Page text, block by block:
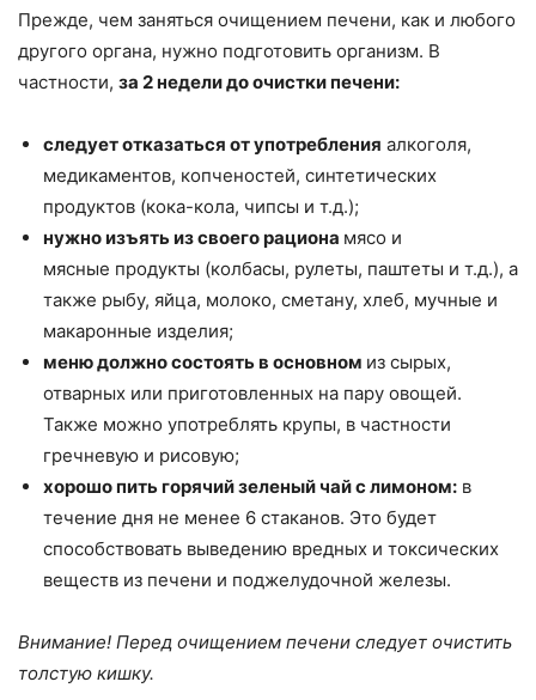
Прежде, чем заняться очищением печени, как и любого
другого органа, нужно подготовить организм. В
частности, за 2 недели до очистки печени:
следует отказаться от употребления алкоголя,
медикаментов, копченостей, синтетических
продуктов (кока-кола, чипсы и т.д.);
нужно изъять из своего рациона мясо и
мясные продукты (колбасы, рулеты, паштеты и т.д.), а
также рыбу, яйца, молоко, сметану, хлеб, мучные и
макаронные изделия;
меню должно состоять в основном из сырых,
отварных или приготовленных на пару овощей.
Также можно употреблять крупы, в частности
гречневую и рисовую;
хорошо пить горячий зеленый чай с лимоном: в
течение дня не менее 6 стаканов. Это будет
способствовать выведению вредных и токсических
веществ из печени и поджелудочной железы.
Внимание! Перед очищением печени следует очистить
толстую кишку.